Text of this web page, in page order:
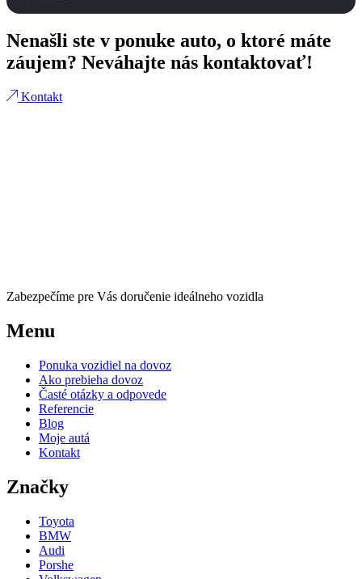
Nenašli ste v ponuke auto, o ktoré máte
záujem? Neváhajte nás kontaktovať!
Kontakt
Zabezpečíme pre Vás doručenie ideálneho vozidla
Menu
Ponuka vozidiel na dovoz
Ako prebieha dovoz
Časté otázky a odpovede
Referencie
Blog
Moje autá
Kontakt
Značky
Toyota
BMW
Audi
Porshe